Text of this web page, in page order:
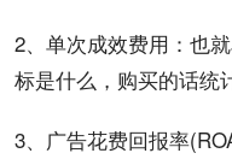
2、单次成效费用：也
标是什么，购买的话统
3、广告花费回报率